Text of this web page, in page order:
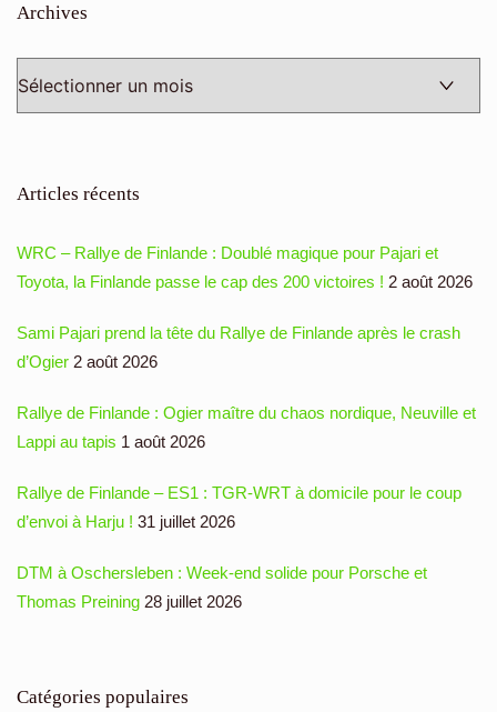
Archives
Articles récents
WRC – Rallye de Finlande : Doublé magique pour Pajari et
Toyota, la Finlande passe le cap des 200 victoires ! 2 août 2026
Sami Pajari prend la tête du Rallye de Finlande après le crash
d’Ogier 2 août 2026
Rallye de Finlande : Ogier maître du chaos nordique, Neuville et
Lappi au tapis 1 août 2026
Rallye de Finlande – ES1 : TGR-WRT à domicile pour le coup
d’envoi à Harju ! 31 juillet 2026
DTM à Oschersleben : Week-end solide pour Porsche et
Thomas Preining 28 juillet 2026
Catégories populaires